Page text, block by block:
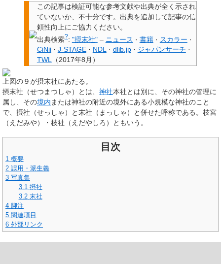
この記事は検証可能な参考文献や出典が全く示され
ていないか、不十分です。 出典を追加して記事の信
頼性向上にご協力ください。
出典検索?: "摂末社"– ニュース · 書籍 · スカラー ·
CiNii · J-STAGE · NDL · dlib.jp · ジャパンサーチ ·
TWL（2017年8月 ）
上図の９が摂末社にあたる。
摂末社 （せつまつしゃ）とは、 神社本社とは別に、その神社の管理に
属し、その境内 または神社の附近の境外にある小規模な神社のこと
で、 摂社 （せっしゃ）と末社 （まっしゃ）と併せた呼称である。 枝宮
（えだみや）・ 枝社 （えだやしろ）ともいう。
目次
1 概要
2 誤用・派生義
3 写真集
3.1 摂社
3.2 末社
4 脚注
5 関連項目
6 外部リンク